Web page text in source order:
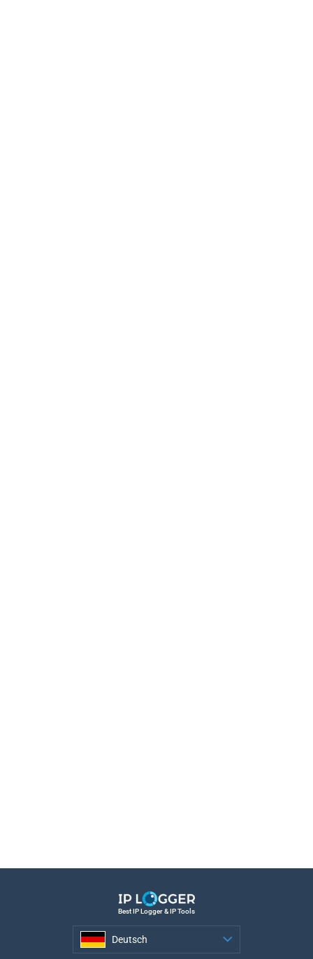
Best IP Logger & IP Tools
Deutsch